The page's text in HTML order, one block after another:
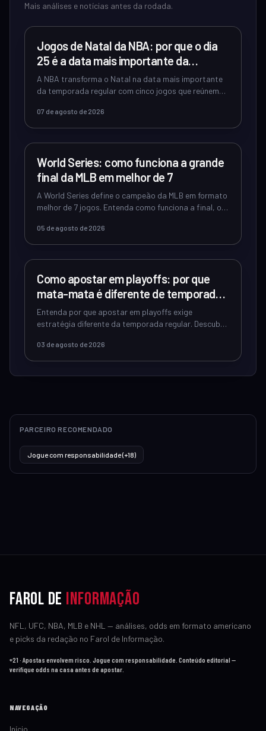
Mais análises e notícias antes da rodada.
UNCATEGORIZED
Jogos de Natal da NBA: por que o dia
25 é a data mais importante da
temporada regular
A NBA transforma o Natal na data mais importante
da temporada regular com cinco jogos que reúnem
07 de agosto de 2026
IA PREDITIVA ESPORTES
World Series: como funciona a grande
final da MLB em melhor de 7
A World Series define o campeão da MLB em formato
melhor de 7 jogos. Entenda como funciona a final, o
05 de agosto de 2026
IA PREDITIVA ESPORTES
Como apostar em playoffs: por que
mata-mata é diferente de temporada
regular
Entenda por que apostar em playoffs exige
estratégia diferente da temporada regular. Descubra
03 de agosto de 2026
PARCEIRO RECOMENDADO
Jogue com responsabilidade (+18)
Farol de Informação
NFL, UFC, NBA, MLB e NHL — análises, odds em formato americano
e picks da redação no Farol de Informação.
+21 · Apostas envolvem risco. Jogue com responsabilidade. Conteúdo editorial —
verifique odds na casa antes de apostar.
NAVEGAÇÃO
Início